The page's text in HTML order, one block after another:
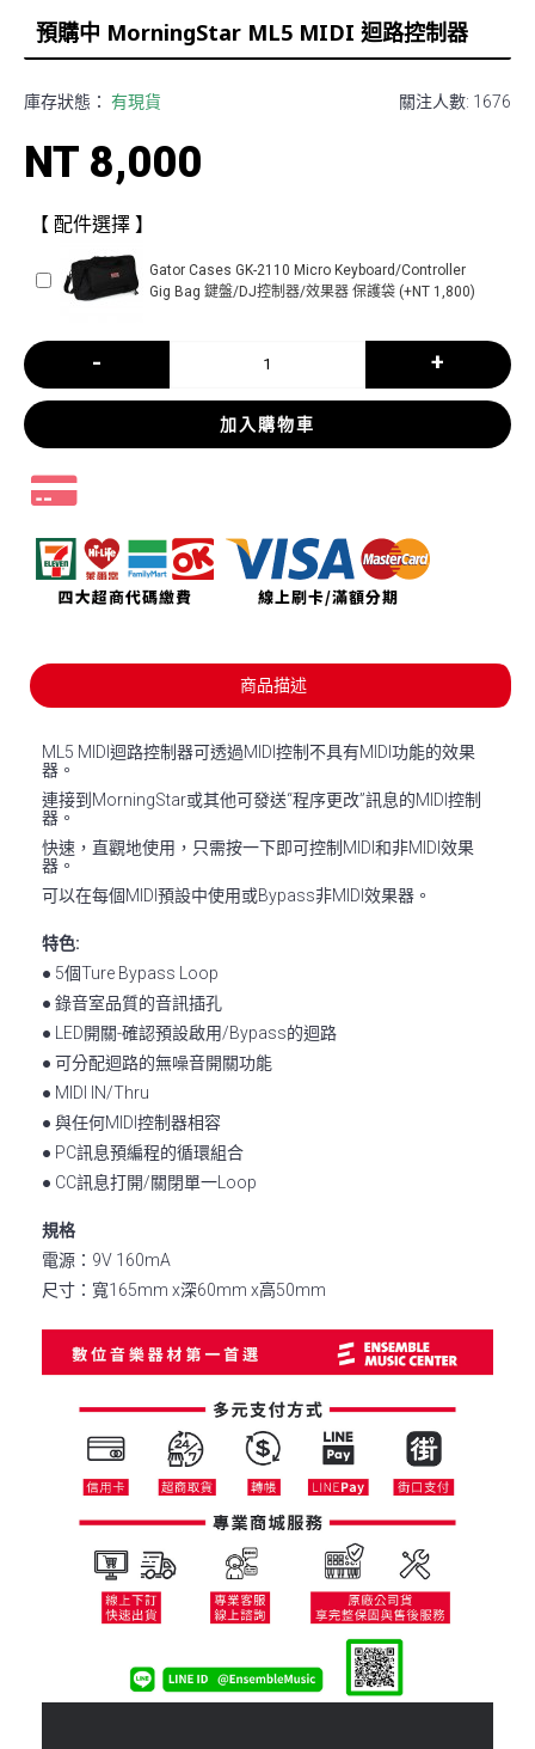
預購中 MorningStar ML5 MIDI 迴路控制器
關注人數: 1676
庫存狀態： 有現貨
NT 8,000
【 配件選擇 】
Gator Cases GK-2110 Micro Keyboard/Controller
Gig Bag 鍵盤/DJ控制器/效果器 保護袋 (+NT 1,800)
- +
加入購物車
商品描述
ML5 MIDI迴路控制器可透過MIDI控制不具有MIDI功能的效果
器。
連接到MorningStar或其他可發送“程序更改”訊息的MIDI控制
器。
快速，直觀地使用，只需按一下即可控制MIDI和非MIDI效果
器。
可以在每個MIDI預設中使用或Bypass非MIDI效果器。
特色:
● 5個Ture Bypass Loop
● 錄音室品質的音訊插孔
● LED開關-確認預設啟用/Bypass的迴路
● 可分配迴路的無噪音開關功能
● MIDI IN/Thru
● 與任何MIDI控制器相容
● PC訊息預編程的循環組合
● CC訊息打開/關閉單一Loop
規格
電源：9V 160mA
尺寸：寬165mm x深60mm x高50mm